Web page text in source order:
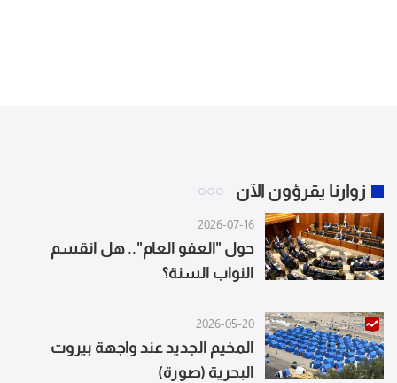
زوارنا يقرؤون الآن
2026-07-16
حول "العفو العام".. هل انقسم
النواب السنة؟
2026-05-20
المخيم الجديد عند واجهة بيروت
البحرية (صورة)